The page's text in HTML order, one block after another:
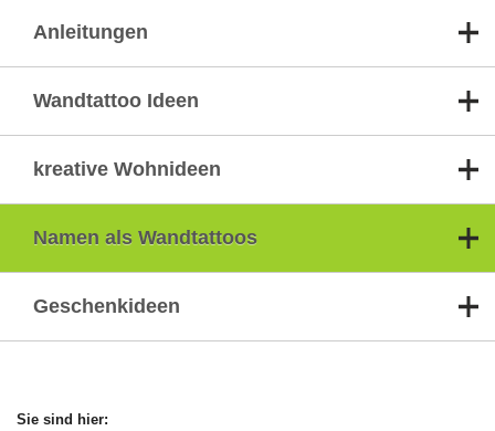
Anleitungen
Wandtattoo Ideen
kreative Wohnideen
Namen als Wandtattoos
Geschenkideen